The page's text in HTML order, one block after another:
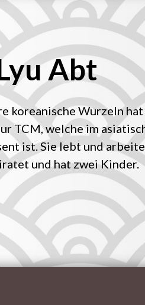
Abt
koreanische Wurzeln
TCM, welche im
ist. Sie lebt und
und hat zwei Kinder.